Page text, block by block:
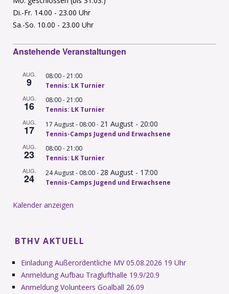
Di.-Fr. 14.00 - 23.00 Uhr
Sa.-So. 10.00 - 23.00 Uhr
Anstehende Veranstaltungen
AUG.
9 08:00-21:00
Tennis: LK Turnier
AUG.
16 08:00-21:00
Tennis: LK Turnier
AUG.
17 17 August - 08:00- 21 August - 20:00
Tennis-Camps Jugend und Erwachsene
AUG.
23 08:00-21:00
Tennis: LK Turnier
AUG.
24 24 August - 08:00- 28 August - 17:00
Tennis-Camps Jugend und Erwachsene
Kalender anzeigen
BTHV AKTUELL
Einladung Außerordentliche MV 05.08.2026 19 Uhr
Anmeldung Aufbau Traglufthalle 19.9/20.9
Anmeldung Volunteers Goalball 26.09